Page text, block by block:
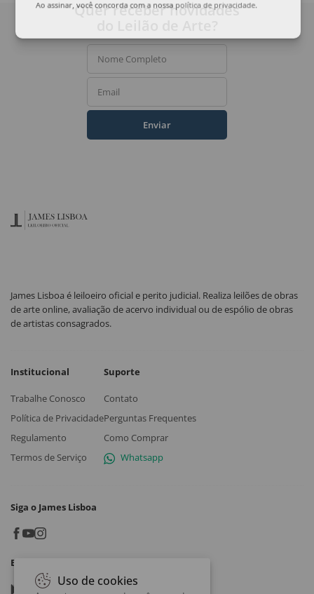
Ao assinar, você concorda com a nossapolítica de privacidade
Quer receber novidades
Nome Completo
Email
Enviar
James Lisboa é leiloeiro oficial e perito judicial. Realiza leilões de obras
de arte online, avaliação de acervo individual ou de espólio de obras
de artistas consagrados.
Institucional
Trabalhe Conosco
Política de Privacidade
Regulamento
Termos de Serviço
Suporte
Contato
Perguntas Frequentes
Como Comprar
Whatsapp
Siga o James Lisboa
Baixe o App
Google play
Uso de cookies